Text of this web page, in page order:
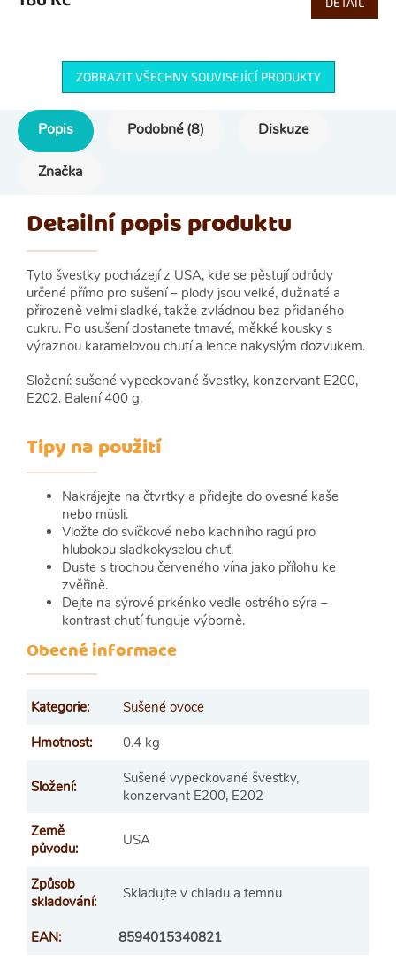
ZOBRAZIT VŠECHNY SOUVISEJÍCÍ PRODUKTY
Popis Podobné (8) Diskuze
Značka
Detailní popis produktu
Tyto švestky pocházejí z USA, kde se pěstují odrůdy
určené přímo pro sušení – plody jsou velké, dužnaté a
přirozeně velmi sladké, takže zvládnou bez přidaného
cukru. Po usušení dostanete tmavé, měkké kousky s
výraznou karamelovou chutí a lehce nakyslým dozvukem.
Složení: sušené vypeckované švestky, konzervant E200,
E202. Balení 400 g.
Tipy na použití
Nakrájejte na čtvrtky a přidejte do ovesné kaše
nebo müsli.
Vložte do svíčkové nebo kachního ragú pro
hlubokou sladkokyselou chuť.
Duste s trochou červeného vína jako přílohu ke
zvěřině.
Dejte na sýrové prkénko vedle ostrého sýra –
kontrast chutí funguje výborně.
Obecné informace
Kategorie:
Sušené ovoce
Hmotnost: 0.4 kg
Složení:
Sušené vypeckované švestky,
konzervant E200, E202
Země
původu: USA
Způsob
skladování: Skladujte v chladu a temnu
EAN:
8594015340821